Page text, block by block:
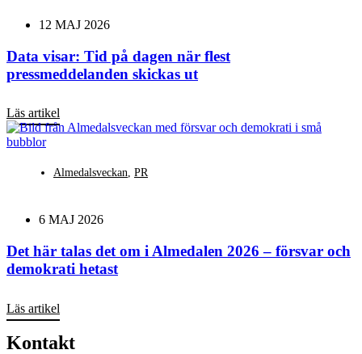
12 MAJ 2026
Data visar: Tid på dagen när flest
pressmeddelanden skickas ut
Läs artikel
Almedalsveckan, PR
6 MAJ 2026
Det här talas det om i Almedalen 2026 – försvar och
demokrati hetast
Läs artikel
Kontakt